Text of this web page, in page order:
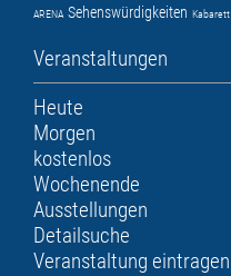
ARENA Sehenswürdigkeiten Kabarett
Veranstaltungen
Heute
Morgen
kostenlos
Wochenende
Ausstellungen
Detailsuche
Veranstaltung eintragen